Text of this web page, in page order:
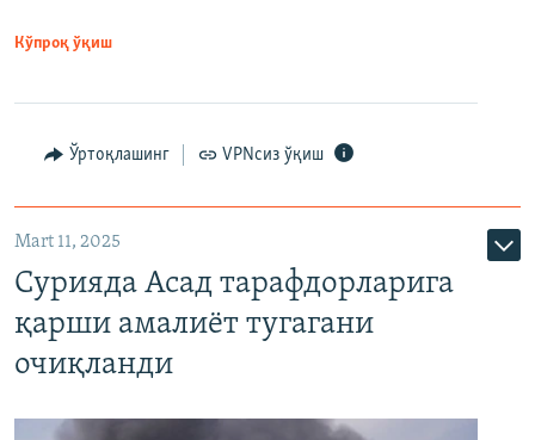
Кўпроқ ўқиш
Ўртоқлашинг VPNсиз ўқиш
Mart 11, 2025
Сурияда Асад тарафдорларига
қарши амалиёт тугагани
очиқланди